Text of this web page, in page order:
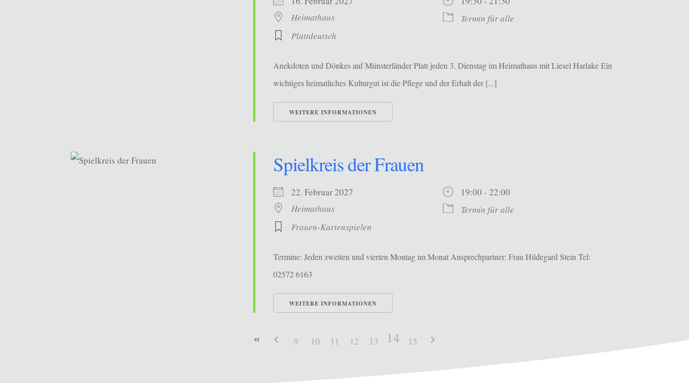
Heimathaus
Termin für alle
Plattdeutsch
Anekdoten und Dönkes auf Münsterländer Platt jeden 3. Dienstag im Heimathaus mit Liesel Harlake Ein
wichtiges heimatliches Kulturgut ist die Pflege und der Erhalt der [...]
WEITERE INFORMATIONEN
Spielkreis der Frauen
22. Februar 2027
19:00 - 22:00
Heimathaus
Termin für alle
Frauen-Kartenspielen
Termine: Jeden zweiten und vierten Montag im Monat Ansprechpartner: Frau Hildegard Stein Tel:
02572 6163
WEITERE INFORMATIONEN
9 10 11 12 13 14 15